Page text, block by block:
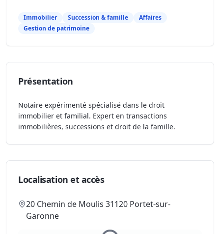
Immobilier Succession & famille
Affaires
Gestion de patrimoine
Présentation
Notaire expérimenté spécialisé dans le droit
immobilier et familial. Expert en transactions
immobilières, successions et droit de la famille.
Localisation et accès
20 Chemin de Moulis 31120 Portet-sur-
Garonne